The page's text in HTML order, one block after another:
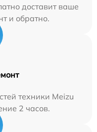
доставит ваше
и обратно.
техники Meizu
2 часов.